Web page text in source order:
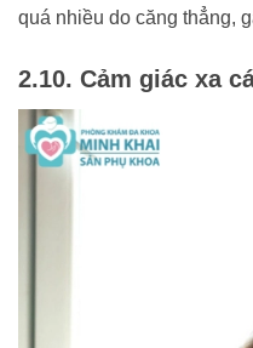
quá nhiều do căng thẳng,
2.10. Cảm giác xa